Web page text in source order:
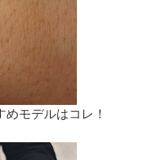
モデルはコレ！